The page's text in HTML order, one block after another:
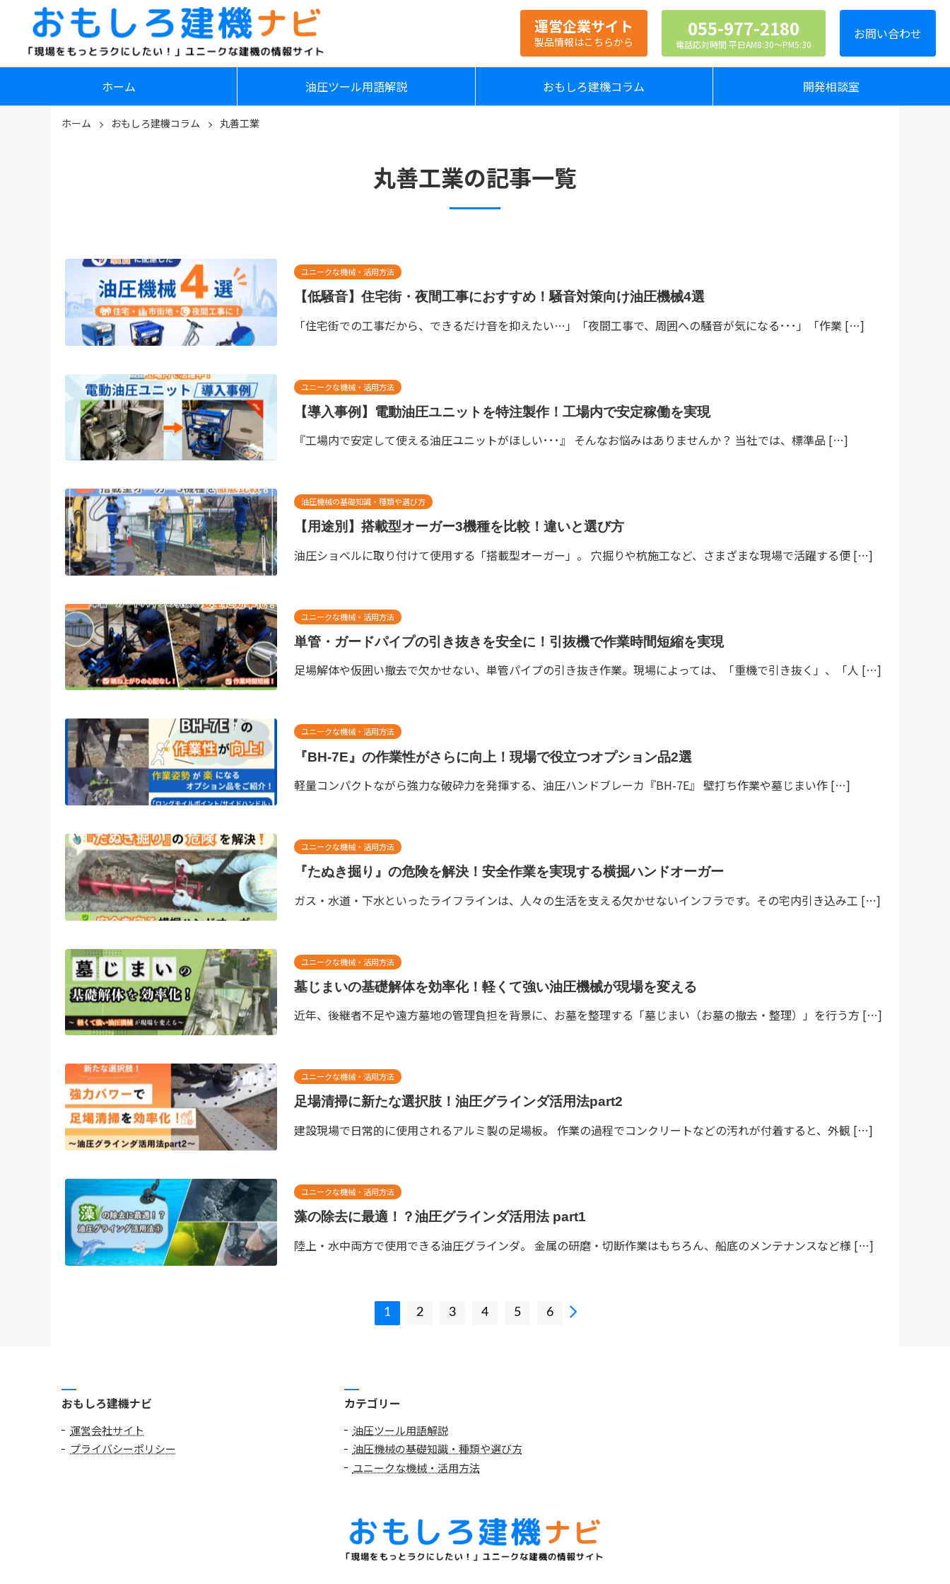
運営企業サイト
製品情報はこちらから
055-977-2180
電話応対時間 平日AM8:30〜PM5:30
お問い合わせ
ホーム 油圧ツール用語解説 おもしろ建機コラム 開発相談室
ホーム おもしろ建機コラム 丸善工業
丸善工業の記事一覧
ユニークな機械・活用方法
【低騒音】住宅街・夜間工事におすすめ！騒音対策向け油圧機械4選
「住宅街での工事だから、できるだけ音を抑えたい…」「夜間工事で、周囲への騒音が気になる･･･」「作業 […]
ユニークな機械・活用方法
【導入事例】電動油圧ユニットを特注製作！工場内で安定稼働を実現
『工場内で安定して使える油圧ユニットがほしい･･･』 そんなお悩みはありませんか？ 当社では、標準品 […]
油圧機械の基礎知識・種類や選び方
【用途別】搭載型オーガー3機種を比較！違いと選び方
油圧ショベルに取り付けて使用する「搭載型オーガー」。 穴掘りや杭施工など、さまざまな現場で活躍する便 […]
ユニークな機械・活用方法
単管・ガードパイプの引き抜きを安全に！引抜機で作業時間短縮を実現
足場解体や仮囲い撤去で欠かせない、単管パイプの引き抜き作業。現場によっては、「重機で引き抜く」、「人 […]
ユニークな機械・活用方法
『BH-7E』の作業性がさらに向上！現場で役立つオプション品2選
軽量コンパクトながら強力な破砕力を発揮する、油圧ハンドブレーカ『BH-7E』 壁打ち作業や墓じまい作 […]
ユニークな機械・活用方法
『たぬき掘り』の危険を解決！安全作業を実現する横掘ハンドオーガー
ガス・水道・下水といったライフラインは、人々の生活を支える欠かせないインフラです。その宅内引き込み工 […]
ユニークな機械・活用方法
墓じまいの基礎解体を効率化！軽くて強い油圧機械が現場を変える
近年、後継者不足や遠方墓地の管理負担を背景に、お墓を整理する「墓じまい（お墓の撤去・整理）」を行う方 […]
ユニークな機械・活用方法
足場清掃に新たな選択肢！油圧グラインダ活用法part2
建設現場で日常的に使用されるアルミ製の足場板。 作業の過程でコンクリートなどの汚れが付着すると、外観 […]
ユニークな機械・活用方法
藻の除去に最適！？油圧グラインダ活用法 part1
陸上・水中両方で使用できる油圧グラインダ。 金属の研磨・切断作業はもちろん、船底のメンテナンスなど様 […]
1
在
2 3 4 5 6
おもしろ建機ナビ
運営会社サイト
プライバシーポリシー
カテゴリー
油圧ツール用語解説
油圧機械の基礎知識・種類や選び方
ユニークな機械・活用方法